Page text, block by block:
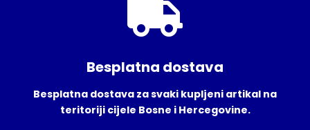
Besplatna dostava
Besplatna dostava za svaki kupljeni artikal na
teritoriji cijele Bosne i Hercegovine.